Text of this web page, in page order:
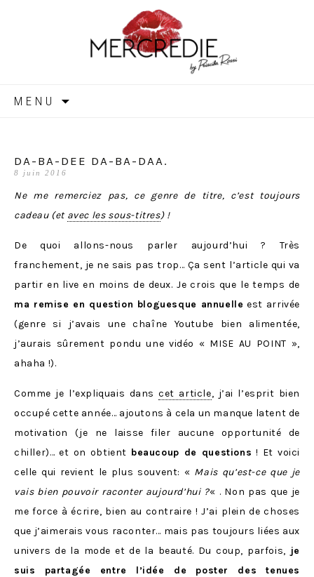
MERCREDIE
MENU
DA-BA-DEE DA-BA-DAA.
8 juin 2016
Ne me remerciez pas, ce genre de titre, c’est toujours
cadeau (et avec les sous-titres) !
De quoi allons-nous parler aujourd’hui ? Très
franchement, je ne sais pas trop… Ça sent l’article qui va
partir en live en moins de deux. Je crois que le temps de
ma remise en question bloguesque annuelle est arrivée
(genre si j’avais une chaîne Youtube bien alimentée,
j’aurais sûrement pondu une vidéo « MISE AU POINT »,
ahaha !).
Comme je l’expliquais danscet article, j’ai l’esprit bien
occupé cette année… ajoutons à cela un manque latent de
motivation (je ne laisse filer aucune opportunité de
chiller)… et on obtient beaucoup de questions ! Et voici
celle qui revient le plus souvent: « Mais qu’est-ce que je
vais bien pouvoir raconter aujourd’hui ?« . Non pas que je
me force à écrire, bien au contraire ! J’ai plein de choses
que j’aimerais vous raconter… mais pas toujours liées aux
univers de la mode et de la beauté. Du coup, parfois, je
suis partagée entre l’idée de poster des tenues